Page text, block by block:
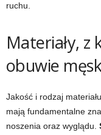
ruchu.
Materiały,
obuwie
Jakość i rodzaj
mają fundamentalne
noszenia oraz wyglądu.